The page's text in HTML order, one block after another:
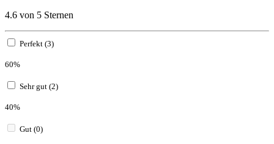
4.6 von 5 Sternen
Perfekt (3)
60%
Sehr gut (2)
40%
Gut (0)